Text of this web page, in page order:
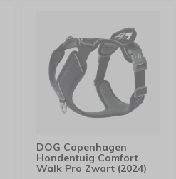
DOG Copenhagen
Hondentuig Comfort
Walk Pro Zwart (2024)